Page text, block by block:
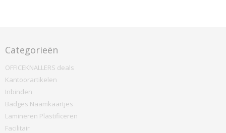
Categorieën
OFFICEKNALLERS deals
Kantoorartikelen
Inbinden
Badges Naamkaartjes
Lamineren Plastificeren
Facilitair